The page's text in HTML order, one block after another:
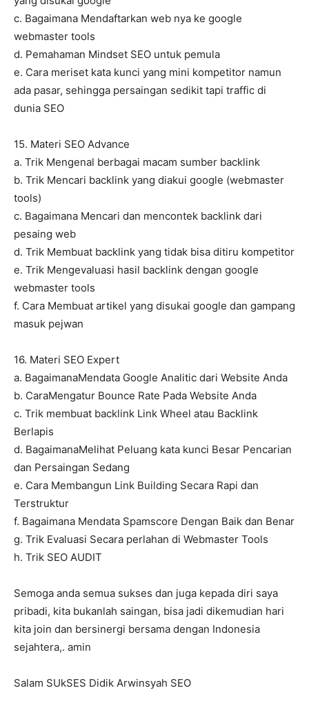
c. Bagaimana Mendaftarkan web nya ke google
webmaster tools
d. Pemahaman Mindset SEO untuk pemula
e. Cara meriset kata kunci yang mini kompetitor namun
ada pasar, sehingga persaingan sedikit tapi traffic di
dunia SEO
15. Materi SEO Advance
a. Trik Mengenal berbagai macam sumber backlink
b. Trik Mencari backlink yang diakui google (webmaster
tools)
c. Bagaimana Mencari dan mencontek backlink dari
pesaing web
d. Trik Membuat backlink yang tidak bisa ditiru kompetitor
e. Trik Mengevaluasi hasil backlink dengan google
webmaster tools
f. Cara Membuat artikel yang disukai google dan gampang
masuk pejwan
16. Materi SEO Expert
a. BagaimanaMendata Google Analitic dari Website Anda
b. CaraMengatur Bounce Rate Pada Website Anda
c. Trik membuat backlink Link Wheel atau Backlink
Berlapis
d. BagaimanaMelihat Peluang kata kunci Besar Pencarian
dan Persaingan Sedang
e. Cara Membangun Link Building Secara Rapi dan
Terstruktur
f. Bagaimana Mendata Spamscore Dengan Baik dan Benar
g. Trik Evaluasi Secara perlahan di Webmaster Tools
h. Trik SEO AUDIT
Semoga anda semua sukses dan juga kepada diri saya
pribadi, kita bukanlah saingan, bisa jadi dikemudian hari
kita join dan bersinergi bersama dengan Indonesia
sejahtera,. amin
Salam SUkSES Didik Arwinsyah SEO